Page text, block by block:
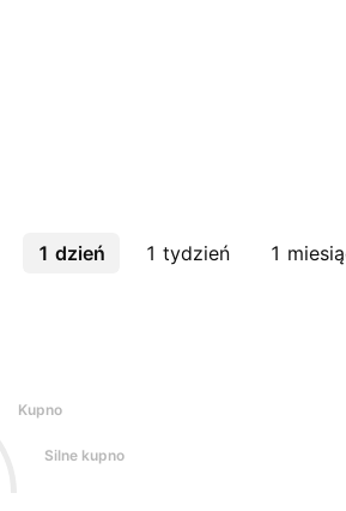
1 dzień 1 tydzień 1
Kupno
Silne kupno